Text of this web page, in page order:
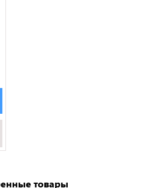
товары